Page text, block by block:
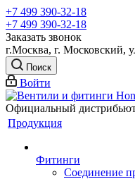
+7 499 390-32-18
+7 499 390-32-18
Заказать звонок
г.Москва, г. Московский,
Поиск
Войти
Официальный
Продукция
Фитинги
Соединение